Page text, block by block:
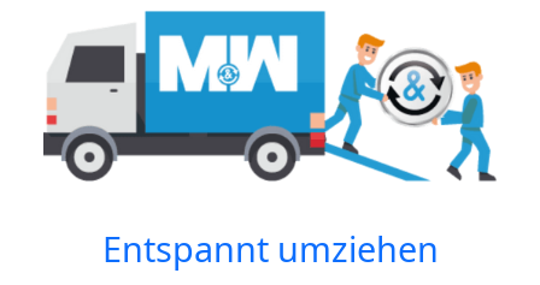
Entspannt umziehen